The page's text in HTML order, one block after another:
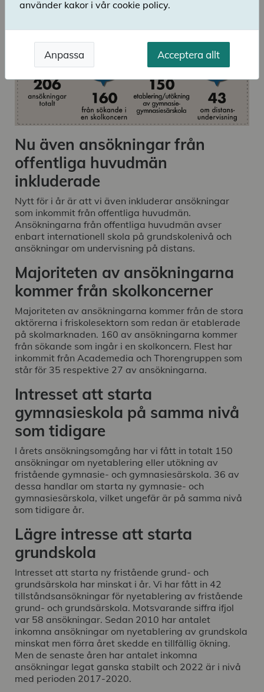
Nu även ansökningar från
offentliga huvudmän
inkluderade
Nytt för i år är att vi även inkluderar ansökningar
som inkommit från offentliga huvudmän.
Ansökningarna från offentliga huvudmän avser
enbart internationell skola på grundskolenivå och
ansökningar om undervisning på distans.
Majoriteten av ansökningarna
kommer från skolkoncerner
Majoriteten av ansökningarna kommer från de stora
aktörerna i friskolesektorn som redan är etablerade
på skolmarknaden. 160 av ansökningarna kommer
från sökande som ingår i en skolkoncern. Flest har
inkommit från Academedia och Thorengruppen som
står för 35 respektive 27 av ansökningarna.
Intresset att starta
gymnasieskola på samma nivå
som tidigare
I årets ansökningsomgång har vi fått in totalt 150
ansökningar om nyetablering eller utökning av
fristående gymnasie- och gymnasiesärskola. 36 av
dessa handlar om starta ny gymnasie- och
gymnasiesärskola, vilket ungefär är på samma nivå
som tidigare år.
Lägre intresse att starta
grundskola
Intresset att starta ny fristående grund- och
grundsärskola har minskat i år. Vi har fått in 42
tillståndsansökningar för nyetablering av fristående
grund- och grundsärskola. Motsvarande siffra ifjol
var 58 ansökningar. Sedan 2010 har antalet
inkomna ansökningar om nyetablering av grundskola
minskat men förra året skedde en tillfällig ökning.
Men de senaste åren har antalet inkomna
ansökningar legat ganska stabilt och 2022 är i nivå
med perioden 2017-2020.
använder kakor i vår cookie policy.
Anpassa Acceptera allt